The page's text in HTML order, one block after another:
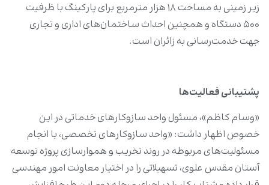
زیر زمینی به مساحت ۱۸ هزار مترمربع برای پارکینگ با ظرفیت
۵۰۰ دستگاه و همچنین احداث ساختمان‌های اداری و تجاری
جهت خدمت‌رسانی به زائران است.
پشتیبانی فعالیت‌ها
«وسام کاظم»، مسئول واحد سازوکارهای خدماتی در این
خصوص اظهار داشت: «واحد سازوکارهای تخصصی، با انجام
مسئولیت‌های مربوطه در روند تخریب و هموارسازی پروژه توسعه
آستان مقدس علوی، تسهیلاتی را در اختیار معاونت امور مهندسی